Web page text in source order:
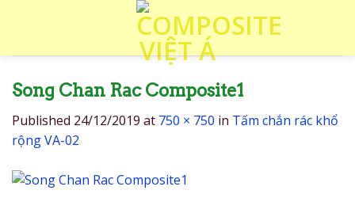
Song Chan Rac Composite1
Published 24/12/2019 at 750 × 750 in Tấm chắn rác khổ
rộng VA-02